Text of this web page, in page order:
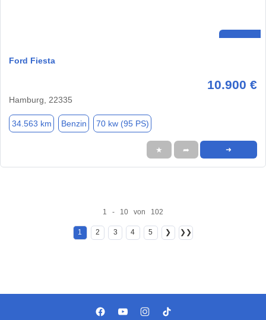
Ford Fiesta
10.900 €
Hamburg, 22335
34.563 km Benzin 70 kw (95 PS)
★ ➦ ➜
1 - 10 von 102
1 2 3 4 5 ❯ ❯❯